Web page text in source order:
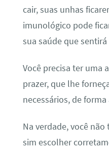
cair, suas unhas
imunológico pode
sua saúde que
Você precisa ter uma
prazer, que lhe
necessários, de
Na verdade, você
sim escolher